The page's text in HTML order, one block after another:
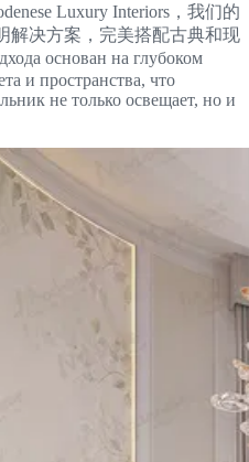
Luxury Interiors，我们的
解决方案，完美搭配古典和现
основан на глубоком
и пространства, что
не только освещает, но и